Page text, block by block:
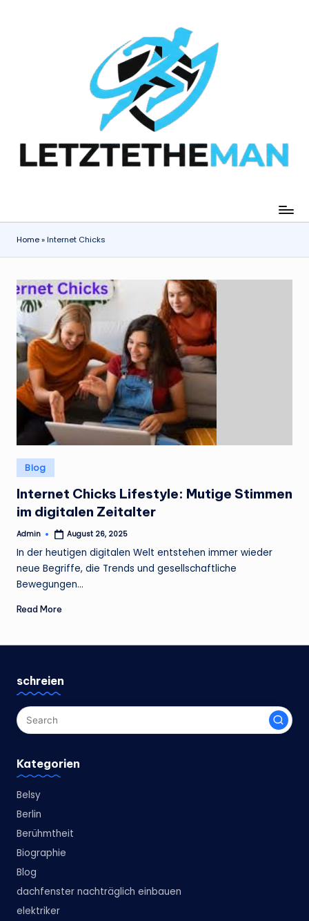
Home»Internet Chicks
Posted
in
Blog
Internet Chicks Lifestyle: Mutige Stimmen
im digitalen Zeitalter
Posted
Admin August 26, 2025
In der heutigen digitalen Welt entstehen immer wieder
neue Begriffe, die Trends und gesellschaftliche
Bewegungen…
Read More
schreien
Kategorien
Belsy
Berlin
Berühmtheit
Biographie
Blog
dachfenster nachträglich einbauen
elektriker